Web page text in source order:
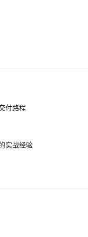
付路程
实战经验